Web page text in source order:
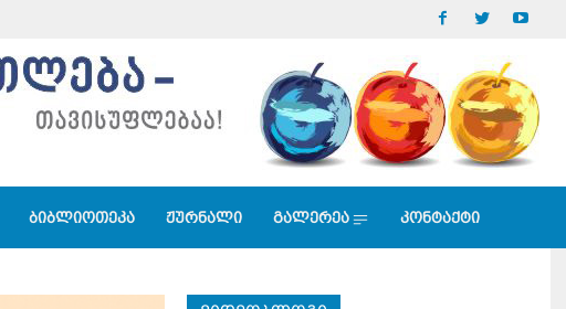
ბიბლიოთეკა ჟურნალი გალერეა კონტაქტი